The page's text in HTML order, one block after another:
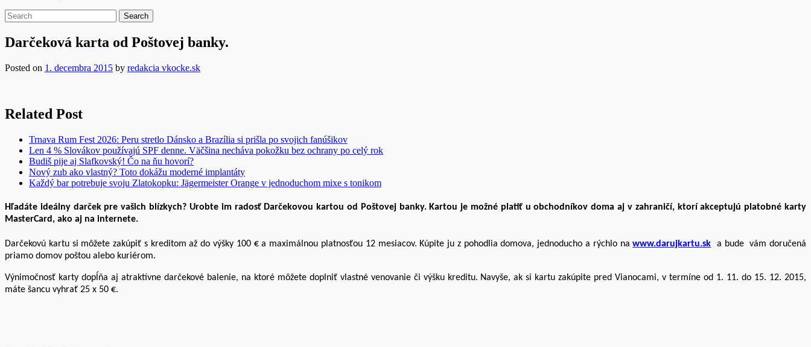
Darčeková karta od Poštovej banky.
Posted on 1. decembra 2015 by redakcia vkocke.sk
Related Post
Trnava Rum Fest 2026: Peru stretlo Dánsko a Brazília si prišla po svojich fanúšikov
Len 4 % Slovákov používajú SPF denne. Väčšina necháva pokožku bez ochrany po celý rok
Budiš pije aj Slafkovský! Čo na ňu hovorí?
Nový zub ako vlastný? Toto dokážu moderné implantáty
Každý bar potrebuje svoju Zlatokopku: Jägermeister Orange v jednoduchom mixe s tonikom
Hľadáte ideálny darček pre vašich blízkych? Urobte im radosť Darčekovou kartou od Poštovej banky. Kartou je možné platiť u obchodníkov doma aj v zahraničí, ktorí akceptujú platobné karty
MasterCard, ako aj na internete.
Darčekovú kartu si môžete zakúpiť s kreditom až do výšky 100 € a maximálnou platnosťou 12 mesiacov. Kúpite ju z pohodlia domova, jednoducho a rýchlo nawww.darujkartu.sk a bude vám doručená
priamo domov poštou alebo kuriérom.
Výnimočnosť karty dopĺňa aj atraktívne darčekové balenie, na ktoré môžete doplniť vlastné venovanie či výšku kreditu. Navyše, ak si kartu zakúpite pred Vianocami, v termíne od 1. 11. do 15. 12. 2015,
máte šancu vyhrať 25 x 50 €.